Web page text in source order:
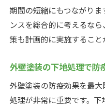
期間の短縮にもつながり
ンスを総合的に考えるな
策も計画的に実施すること
外壁塗装の下地処理で防
外壁塗装の防疫効果を最
処理が非常に重要です。